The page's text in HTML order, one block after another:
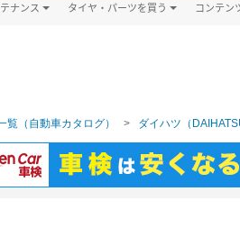
ナンス タイヤ・パーツを買う コンテン
覧（自動車カタログ） ダイハツ（